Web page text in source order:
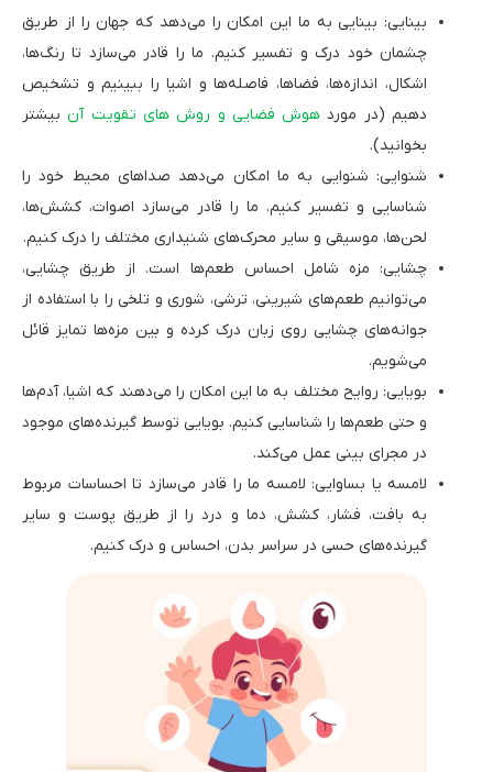
بینایی: بینایی به ما این امکان را می‌دهد که جهان را از طریق
چشمان خود درک و تفسیر کنیم. ما را قادر می‌سازد تا رنگ‌ها،
اشکال، اندازه‌ها، فضاها، فاصله‌ها و اشیا را ببینیم و تشخیص
دهیم (در مورد هوش فضایی و روش های تقویت آن بیشتر
بخوانید).
شنوایی: شنوایی به ما امکان می‌دهد صداهای محیط خود را
شناسایی و تفسیر کنیم. ما را قادر می‌سازد اصوات، کشش‌ها،
لحن‌ها، موسیقی و سایر محرک‌های شنیداری مختلف را درک کنیم.
چشایی: مزه شامل احساس طعم‌ها است. از طریق چشایی،
می‌توانیم طعم‌های شیرینی، ترشی، شوری و تلخی را با استفاده از
جوانه‌های چشایی روی زبان درک کرده و بین مزه‌ها تمایز قائل
می‌شویم.
بویایی: روایح مختلف به ما این امکان را می‌دهند که اشیا، آدم‌ها
و حتی طعم‌ها را شناسایی کنیم. بویایی توسط گیرنده‌های موجود
در مجرای بینی عمل می‌کند.
لامسه یا بساوایی: لامسه ما را قادر می‌سازد تا احساسات مربوط
به بافت، فشار، کشش، دما و درد را از طریق پوست و سایر
گیرنده‌های حسی در سراسر بدن، احساس و درک کنیم.